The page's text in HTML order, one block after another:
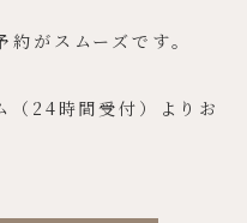
がスムーズです。
（24時間受付）よりお